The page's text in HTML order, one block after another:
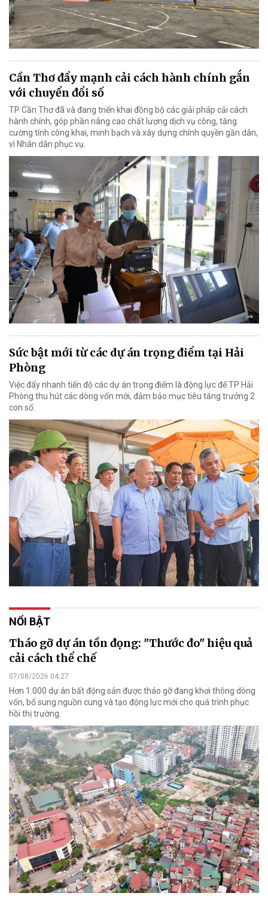
Cần Thơ đẩy mạnh cải cách hành chính gắn
với chuyển đổi số
TP Cần Thơ đã và đang triển khai đồng bộ các giải pháp cải cách
hành chính, góp phần nâng cao chất lượng dịch vụ công, tăng
cường tính công khai, minh bạch và xây dựng chính quyền gần dân,
vì Nhân dân phục vụ.
Sức bật mới từ các dự án trọng điểm tại Hải
Phòng
Việc đẩy nhanh tiến độ các dự án trọng điểm là động lực để TP Hải
Phòng thu hút các dòng vốn mới, đảm bảo mục tiêu tăng trưởng 2
con số.
NỔI BẬT
Tháo gỡ dự án tồn đọng: "Thước đo" hiệu quả
cải cách thể chế
07/08/2026 04:27
Hơn 1.000 dự án bất động sản được tháo gỡ đang khơi thông dòng
vốn, bổ sung nguồn cung và tạo động lực mới cho quá trình phục
hồi thị trường.